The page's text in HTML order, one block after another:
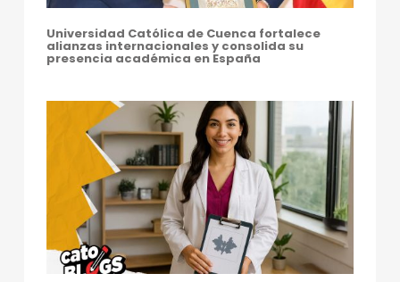
Universidad Católica de Cuenca fortalece
alianzas internacionales y consolida su
presencia académica en España